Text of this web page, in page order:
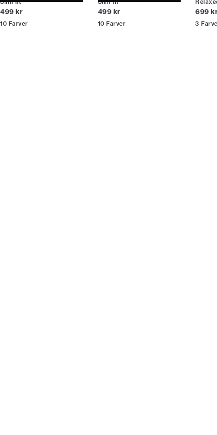
* Rabatten gælder alle ikke-nedsatte varer.
Slim fit
I alt (inkl. rabat)
499 kr
10 Farver
Slim fit
I alt (inkl. rabat)
499 kr
10 Farver
I alt
699
3